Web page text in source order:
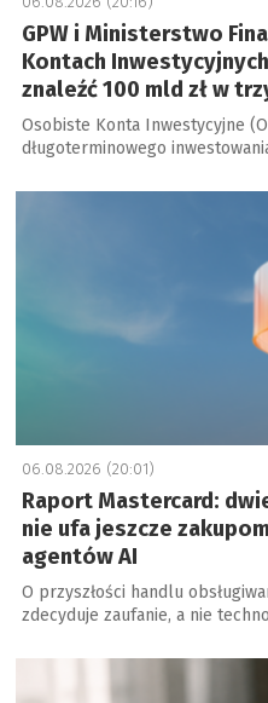
GPW i Ministerstwo
Kontach
znaleźć 100 mld zł w
Osobiste Konta Inwestycyjne
długoterminowego
a
06.08.2026 (20:01)
Raport Mastercard:
nie ufa jeszcze
agentów AI
O przyszłości handlu
zdecyduje zaufanie, a nie
a